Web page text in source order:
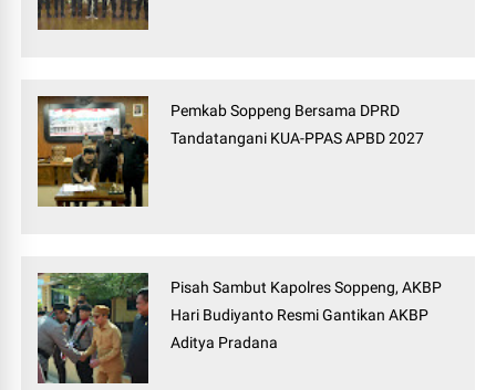
Pemkab Soppeng Bersama DPRD
Tandatangani KUA-PPAS APBD 2027
Pisah Sambut Kapolres Soppeng, AKBP
Hari Budiyanto Resmi Gantikan AKBP
Aditya Pradana